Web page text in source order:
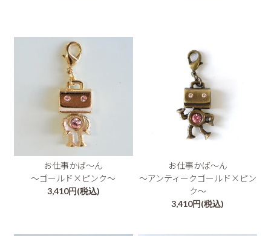
お仕事かば～ん
～ゴールド×ピンク～
3,410円(税込)
お仕事かば～ん
～アンティークゴールド×ピン
ク～
3,410円(税込)